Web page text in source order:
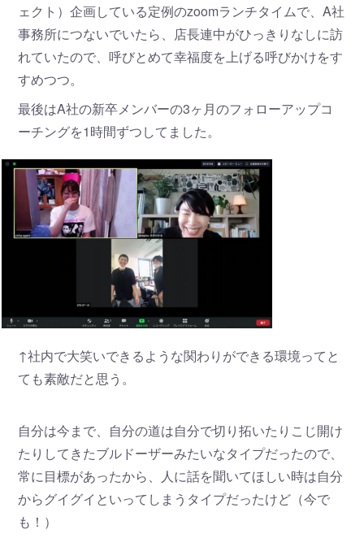
ェクト）企画している定例のzoomランチタイムで、A社
事務所につないでいたら、店長連中がひっきりなしに訪
れていたので、呼びとめて幸福度を上げる呼びかけをす
すめつつ。
最後はA社の新卒メンバーの3ヶ月のフォローアップコ
ーチングを1時間ずつしてました。
↑社内で大笑いできるような関わりができる環境ってと
ても素敵だと思う。
自分は今まで、自分の道は自分で切り拓いたりこじ開け
たりしてきたブルドーザーみたいなタイプだったので、
常に目標があったから、人に話を聞いてほしい時は自分
からグイグイといってしまうタイプだったけど（今で
も！）